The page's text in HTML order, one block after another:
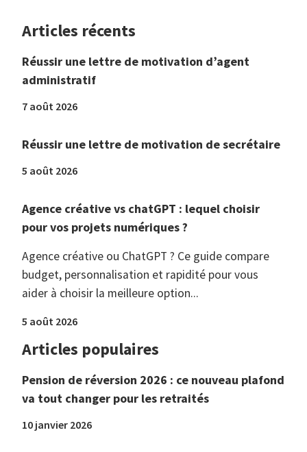
Articles récents
Réussir une lettre de motivation d’agent
administratif
7 août 2026
Réussir une lettre de motivation de secrétaire
5 août 2026
Agence créative vs chatGPT : lequel choisir
pour vos projets numériques ?
Agence créative ou ChatGPT ? Ce guide compare
budget, personnalisation et rapidité pour vous
aider à choisir la meilleure option...
5 août 2026
Articles populaires
Pension de réversion 2026 : ce nouveau plafond
va tout changer pour les retraités
10 janvier 2026